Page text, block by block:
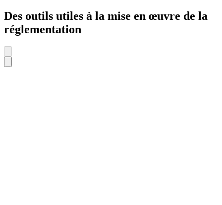
Des outils utiles à la mise en œuvre de la
réglementation